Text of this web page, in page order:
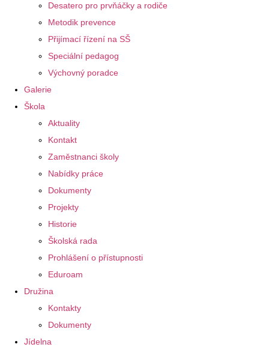
Desatero pro prvňáčky a rodiče
Metodik prevence
Přijímací řízení na SŠ
Speciální pedagog
Výchovný poradce
Galerie
Škola
Aktuality
Kontakt
Zaměstnanci školy
Nabídky práce
Dokumenty
Projekty
Historie
Školská rada
Prohlášení o přístupnosti
Eduroam
Družina
Kontakty
Dokumenty
Jídelna